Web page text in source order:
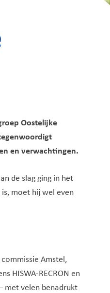
Oostelijke
en verwachtingen.
de slag ging in het
moet hij wel even
Amstel,
HISWA-RECRON en
met velen benadrukt